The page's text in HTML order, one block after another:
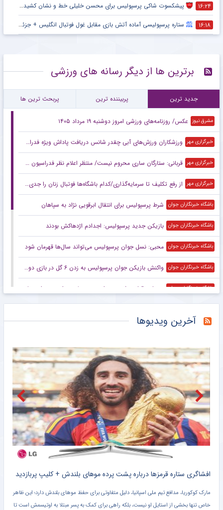
۱۶:۲۴ پیشکسوت شاکی پرسپولیس برای محسن خلیلی خط و نشان کشید + جزئیات
۱۶:۱۸ ستاره پرسپولیسی آماده آتش بازی مقابل غول فوتبال انگلیس + جزئیات
برترین ها از دیگر رسانه های ورزشی
جدید ترین پربیننده ترین پربحث ترین ها
مشرق نیوز عکس/ روزنامه‌های ورزشی امروز دوشنبه ۱۹ مرداد ۱۴۰۵
خبرگزاری مهر ورزشکاران ورزش‌های آبی چقدر شانس دریافت پاداش ویژه فدراسیون را دارند؟
خبرگزاری مهر قربانی: ستارگان ساری محروم نیست/ منتظر اعلام نظر فدراسیون کشتی هستیم
خبرگزاری مهر از رفع تکلیف تا سرمایه‌گذاری/کدام باشگاه‌ها فوتبال زنان را جدی گرفتند؟
باشگاه خبرنگاران جوان شرط پرسپولیس برای انتقال ابرقویی نژاد به سپاهان
باشگاه خبرنگاران جوان بازیکن جدید پرسپولیس: اجدادم اژدهاکش بودند
باشگاه خبرنگاران جوان محبی: نسل جوان پرسپولیس می‌تواند سال‌ها قهرمان شود
باشگاه خبرنگاران جوان واکنش بازیکن جوان پرسپولیس به زدن ۶ گل در بازی دوستانه
باشگاه خبرنگاران جوان پورعلی: قول پوشیدن پیراهن پرسپولیس را به مهرداد میناوند داده بودم
شکار پیکان از پرسپولیس، یک قدم مانده به پایان فوتبال یا دورخیز برای استارت دوباره؟
خبرانلاین نکونام در تراکتور بمب می‌ترکاند؛ رامین به تبریز می‌رود، یک مدافع پرسپولیسی می‌شود!
خبرورزشی مدیرعامل پیشین استقلال: دربی ۶تایی را یادم است؛ خیلی اذیت شدیم! +ویدیو
خبرورزشی ویدیو| ما ۲۰-۳۰ بار زنگ زدیم تا بالاخره در را باز کردند/ معاون باشگاه اصلا پرسپولیسی نیست!
خبرانلاین این پرسپولیسی بیخیال ایران نمی‌شود؛ ۷۰۰ هزار دلاری بدهید تا بروم!
آخرین ویدیوها
افشاگری ستاره قرمزها درباره پشت پرده موهای بلندش + کلیپ‌ پربازدید
مارک کوکوریا، مدافع تیم ملی اسپانیا، دلیل متفاوتی برای حفظ موهای بلندش دارد؛ این ظاهر
خاص تنها بخشی از استایل او نیست، بلکه راهی برای کمک به پسر مبتلا به اوتیسمش است تا